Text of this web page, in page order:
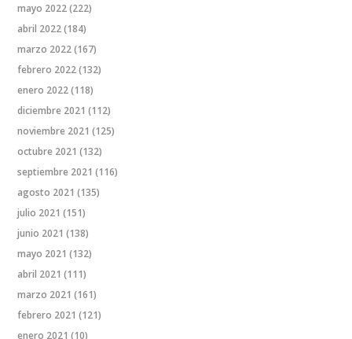
mayo 2022(222)
abril 2022(184)
marzo 2022(167)
febrero 2022(132)
enero 2022(118)
diciembre 2021 (112)
noviembre 2021 (125)
octubre 2021 (132)
septiembre 2021 (116)
agosto 2021 (135)
julio 2021 (151)
junio 2021 (138)
mayo 2021 (132)
abril 2021 (111)
marzo 2021 (161)
febrero 2021 (121)
enero 2021 (10)